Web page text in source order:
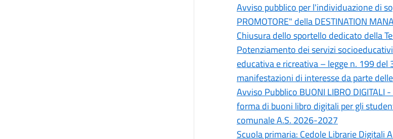
Avviso pubblico per l'individuazione di
PROMOTORE" della DESTINATION
Chiusura dello sportello dedicato della
Potenziamento dei servizi
educativa e ricreativa – legge n. 199
manifestazioni di interesse da parte
Avviso Pubblico BUONI LIBRO
forma di buoni libro digitali per gli
comunale A.S. 2026-2027
Scuola primaria: Cedole Librarie Digitali